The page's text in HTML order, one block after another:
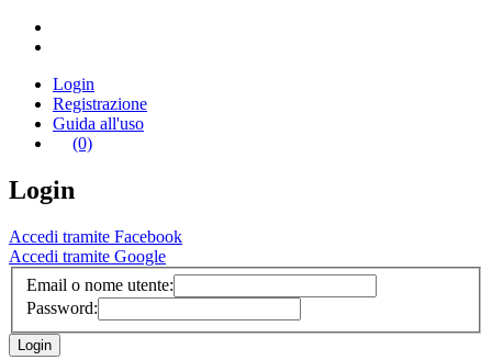
Login
Registrazione
Guida all'uso
(0)
Login
Accedi tramite Facebook
Accedi tramite Google
Email o nome utente:
Password: